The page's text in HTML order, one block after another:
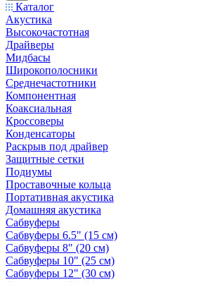
Каталог
Акустика
Высокочастотная
Драйверы
Мидбасы
Широкополосники
Среднечастотники
Компонентная
Коаксиальная
Кроссоверы
Конденсаторы
Раскрыв под драйвер
Защитные сетки
Подиумы
Проставочные кольца
Портативная акустика
Домашняя акустика
Сабвуферы
Сабвуферы 6.5" (15 см)
Сабвуферы 8" (20 см)
Сабвуферы 10" (25 см)
Сабвуферы 12" (30 см)